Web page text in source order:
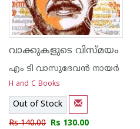
വാക്കുകളുടെ വിസ്മയം
എം ടി വാസുദേവന്‍ നായര്‍
H and C Books
Out of Stock
Rs 140.00 Rs 130.00